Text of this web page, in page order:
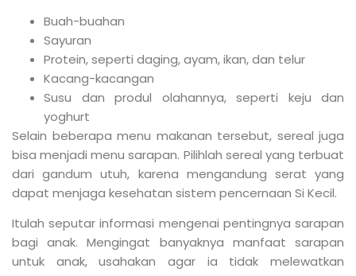
Buah-buahan
Sayuran
Protein, seperti daging, ayam, ikan, dan telur
Kacang-kacangan
Susu dan produl olahannya, seperti keju dan
yoghurt
Selain beberapa menu makanan tersebut, sereal juga
bisa menjadi menu sarapan. Pilihlah sereal yang terbuat
dari gandum utuh, karena mengandung serat yang
dapat menjaga kesehatan sistem pencernaan Si Kecil.
Itulah seputar informasi mengenai pentingnya sarapan
bagi anak. Mengingat banyaknya manfaat sarapan
untuk anak, usahakan agar ia tidak melewatkan